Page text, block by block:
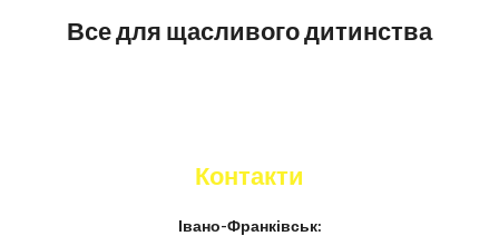
Все для щасливого дитинства
Контакти
Івано-Франківськ: